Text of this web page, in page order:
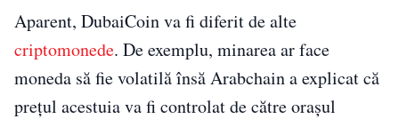
Aparent, DubaiCoin va fi diferit de alte
criptomonede. De exemplu, minarea ar face
moneda să fie volatilă însă Arabchain a explicat că
prețul acestuia va fi controlat de către orașul